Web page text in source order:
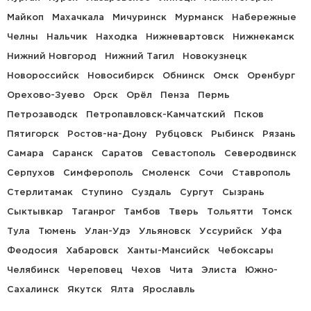
Майкоп Махачкала Мичуринск Мурманск Набережные
Челны Нальчик Находка Нижневартовск Нижнекамск
Нижний Новгород Нижний Тагил Новокузнецк
Новороссийск Новосибирск Обнинск Омск Оренбург
Орехово-Зуево Орск Орёл Пенза Пермь
Петрозаводск Петропавловск-Камчатский Псков
Пятигорск Ростов-на-Дону Рубцовск Рыбинск Рязань
Самара Саранск Саратов Севастополь Северодвинск
Серпухов Симферополь Смоленск Сочи Ставрополь
Стерлитамак Ступино Суздаль Сургут Сызрань
Сыктывкар Таганрог Тамбов Тверь Тольятти Томск
Тула Тюмень Улан-Удэ Ульяновск Уссурийск Уфа
Феодосия Хабаровск Ханты-Мансийск Чебоксары
Челябинск Череповец Чехов Чита Элиста Южно-
Сахалинск Якутск Ялта Ярославль